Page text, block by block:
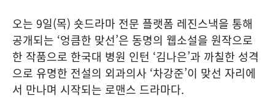
오는 9일(목) 숏드라마 전문 플랫폼 레진스낵을 통해
공개되는 ‘엉큼한 맞선’은 동명의 웹소설을 원작으로
한 작품으로 한국대 병원 인턴 ‘김나은’과 까칠한 성격
으로 유명한 전설의 외과의사 ‘차강준’이 맞선 자리에
서 만나며 시작되는 로맨스 드라마다.